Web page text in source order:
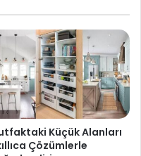
Küçük Alanları
Çözümlerle